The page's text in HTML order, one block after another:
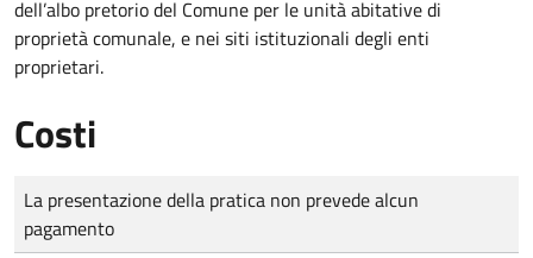
dell’albo pretorio del Comune per le unità abitative di
proprietà comunale, e nei siti istituzionali degli enti
proprietari.
Costi
Tipo di pagamento
Importo
La presentazione della pratica non prevede alcun
pagamento